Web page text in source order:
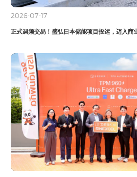
2026-07-17
正式调频交易！盛弘日本储能项目投运，迈入商